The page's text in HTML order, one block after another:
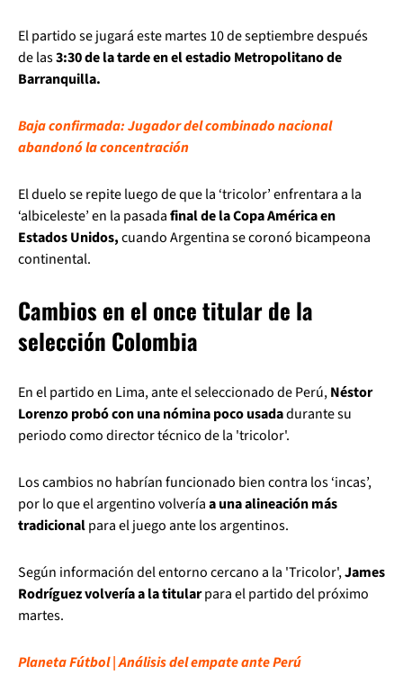
El partido se jugará este martes 10 de septiembre después
de las3:30 de la tarde en el estadio Metropolitano de
Barranquilla.
Baja confirmada: Jugador del combinado nacional
abandonó la concentración
El duelo se repite luego de que la ‘tricolor’ enfrentara a la
‘albiceleste’ en la pasadafinal de la Copa América en
Estados Unidos,cuando Argentina se coronó bicampeona
continental.
Cambios en el once titular de la
selección Colombia
En el partido en Lima, ante el seleccionado de Perú,Néstor
Lorenzo probó con una nómina poco usadadurante su
periodo como director técnico de la 'tricolor'.
Los cambios no habrían funcionado bien contra los ‘incas’,
por lo que el argentino volveríaa una alineación más
tradicionalpara el juego ante los argentinos.
Según información del entorno cercano a la 'Tricolor',James
Rodríguez volvería a la titularpara el partido del próximo
martes.
Planeta Fútbol | Análisis del empate ante Perú